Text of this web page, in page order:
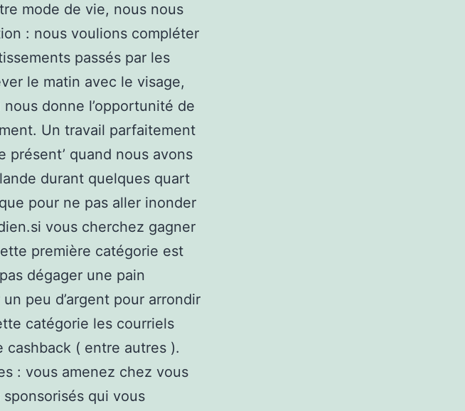
mode de vie, nous nous
: nous voulions compléter
passés par les
le matin avec le visage,
donne l’opportunité de
Un travail parfaitement
présent’ quand nous avons
durant quelques quart
pour ne pas aller inonder
vous cherchez gagner
première catégorie est
dégager une pain
peu d’argent pour arrondir
catégorie les courriels
cashback ( entre autres ).
: vous amenez chez vous
qui vous